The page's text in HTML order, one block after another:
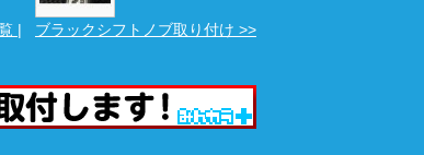
| ブラックシフトノブ取り付け >>